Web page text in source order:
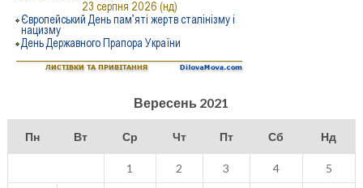
Вересень 2021
Пн Вт Ср Чт Пт Сб Нд
1 2 3 4 5